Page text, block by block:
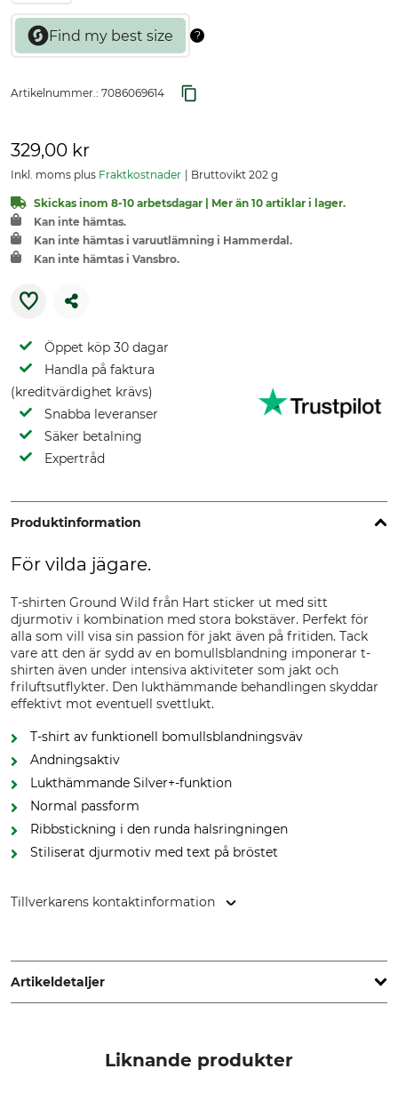
Artikelnummer.: 7086069614
329,00 kr
Inkl. moms plus Fraktkostnader Bruttovikt 202 g
Skickas inom 8-10 arbetsdagar | Mer än 10 artiklar i lager.
Kan inte hämtas.
Kan inte hämtas i varuutlämning i Hammerdal.
Kan inte hämtas i Vansbro.
Öppet köp 30 dagar
Handla på faktura
(kreditvärdighet krävs)
Snabba leveranser
Säker betalning
Expertråd
Produktinformation
För vilda jägare.
T-shirten Ground Wild från Hart sticker ut med sitt
djurmotiv i kombination med stora bokstäver. Perfekt för
alla som vill visa sin passion för jakt även på fritiden. Tack
vare att den är sydd av en bomullsblandning imponerar t-
shirten även under intensiva aktiviteter som jakt och
friluftsutflykter. Den lukthämmande behandlingen skyddar
effektivt mot eventuell svettlukt.
T-shirt av funktionell bomullsblandningsväv
Andningsaktiv
Lukthämmande Silver+-funktion
Normal passform
Ribbstickning i den runda halsringningen
Stiliserat djurmotiv med text på bröstet
Tillverkarens kontaktinformation
www.hart-outdoor.com
Artikeldetaljer
Liknande produkter